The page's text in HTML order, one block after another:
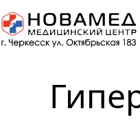
Задать вопрос
Успешно
Мы свяжемся с
Неудача
Некорректно
Неудача
Неудача
Не
Неудача
Не